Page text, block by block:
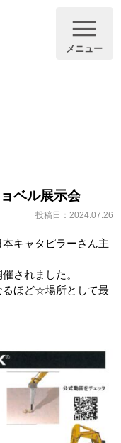
メニュー
ベル展示会
投稿日：2024.07.26
キャタピラーさん主
されました。
るほど☆場所として最